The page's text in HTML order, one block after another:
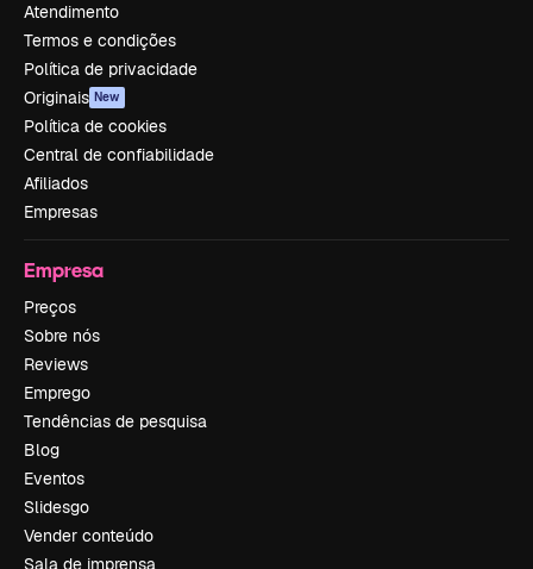
Atendimento
Termos e condições
Política de privacidade
Originais New
Política de cookies
Central de confiabilidade
Afiliados
Empresas
Empresa
Preços
Sobre nós
Reviews
Emprego
Tendências de pesquisa
Blog
Eventos
Slidesgo
Vender conteúdo
Sala de imprensa